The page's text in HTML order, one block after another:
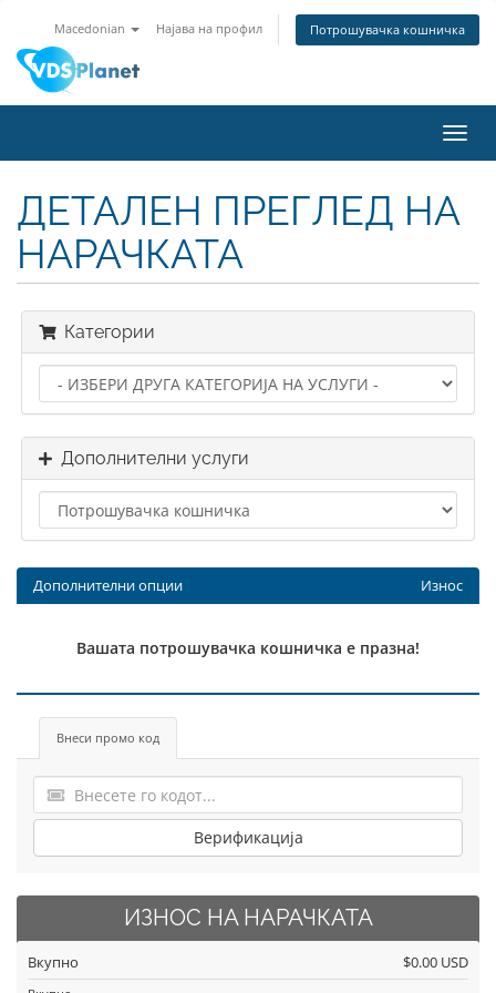
Macedonian Најава на профил Потрошувачка кошничка
ја
ДЕТАЛЕН ПРЕГЛЕД НА
НАРАЧКАТА
Категории
Дополнителни услуги
Дополнителни опции Износ
Вашата потрошувачка кошничка е празна!
Внеси промо код
Верификација
ИЗНОС НА НАРАЧКАТА
Вкупно $0.00 USD